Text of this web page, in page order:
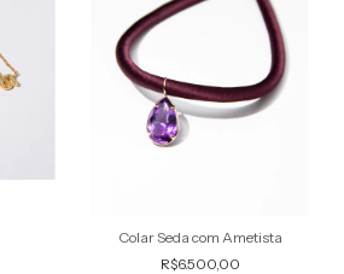
Colar Seda com Ametista
R$6.500,00